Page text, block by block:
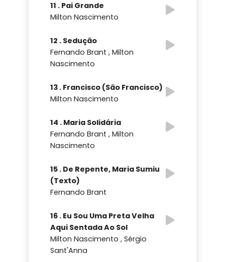
11 . Pai Grande
Milton Nascimento
12 . Sedução
Fernando Brant , Milton
Nascimento
13 . Francisco (São Francisco)
Milton Nascimento
14 . Maria Solidária
Fernando Brant , Milton
Nascimento
15 . De Repente, Maria Sumiu
(Texto)
Fernando Brant
16 . Eu Sou Uma Preta Velha
Aqui Sentada Ao Sol
Milton Nascimento , Sérgio
Sant'Anna